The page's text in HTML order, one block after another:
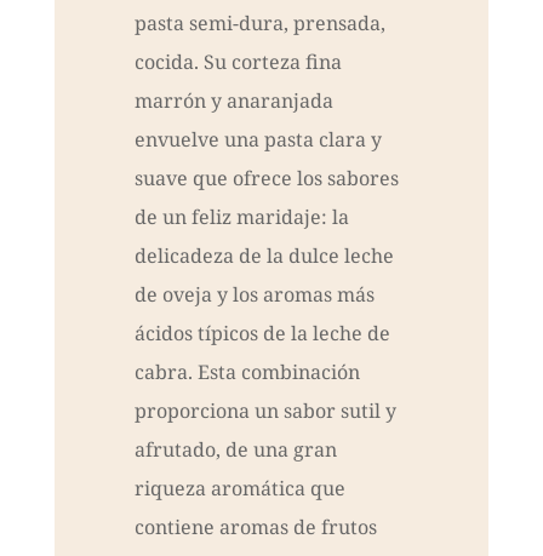
pasta semi-dura, prensada,
cocida. Su corteza fina
marrón y anaranjada
envuelve una pasta clara y
suave que ofrece los sabores
de un feliz maridaje: la
delicadeza de la dulce leche
de oveja y los aromas más
ácidos típicos de la leche de
cabra. Esta combinación
proporciona un sabor sutil y
afrutado, de una gran
riqueza aromática que
contiene aromas de frutos